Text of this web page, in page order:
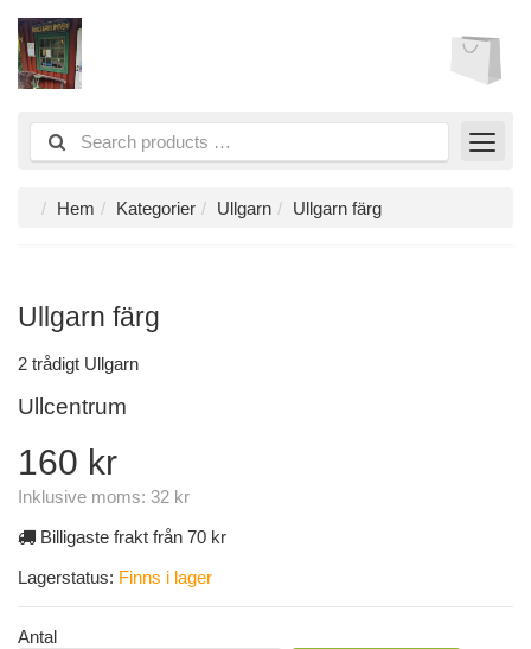
Hem Kategorier Ullgarn Ullgarn färg
Ullgarn färg
2 trådigt Ullgarn
Ullcentrum
160 kr
Inklusive moms: 32 kr
Billigaste frakt från 70 kr
Lagerstatus: Finns i lager
Antal